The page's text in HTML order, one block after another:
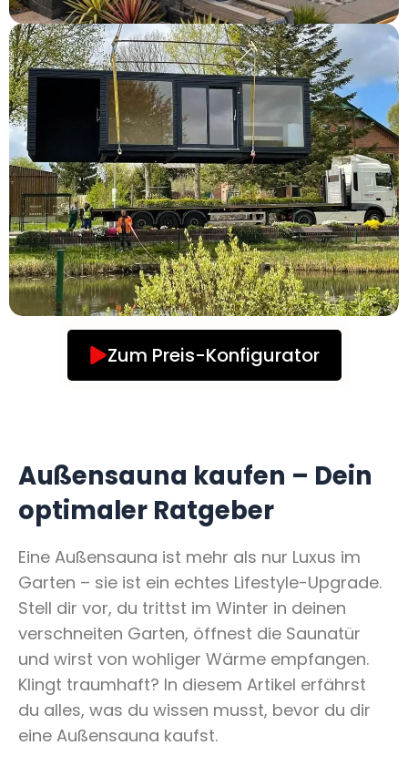
Zum Preis-Konfigurator
Außensauna kaufen – Dein
optimaler Ratgeber
Eine Außensauna ist mehr als nur Luxus im
Garten – sie ist ein echtes Lifestyle-Upgrade.
Stell dir vor, du trittst im Winter in deinen
verschneiten Garten, öffnest die Saunatür
und wirst von wohliger Wärme empfangen.
Klingt traumhaft? In diesem Artikel erfährst
du alles, was du wissen musst, bevor du dir
eine Außensauna kaufst.